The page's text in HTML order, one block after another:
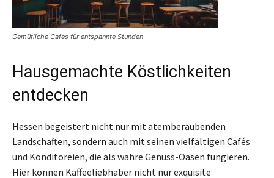
Gemütliche Cafés für entspannte Stunden
Hausgemachte Köstlichkeiten
entdecken
Hessen begeistert nicht nur mit atemberaubenden
Landschaften, sondern auch mit seinen vielfältigen Cafés
und Konditoreien, die als wahre Genuss-Oasen fungieren.
Hier können Kaffeeliebhaber nicht nur exquisite